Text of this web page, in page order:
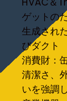
ゲットの
生成され
びダクト
消費財：
清潔さ、
いを強調